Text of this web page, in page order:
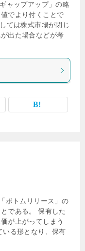
ャップアップ」の略
でより付くことで
ては株式市場が閉じ
出た場合などが考
ボトムリリース」の
である。 保有した
が上がってしまう
いる形となり、保有